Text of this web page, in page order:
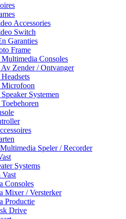
Accessories
Switch
Garanties
Frame
Consoles
Zender / Ontvanger
Microfoon
Systemen
Speler / Recorder
Systems
Consoles
Mixer / Versterker
Productie
Drive